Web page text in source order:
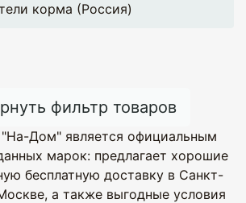
корма (Россия)
фильтр товаров
Дом" является официальным
марок: предлагает хорошие
бесплатную доставку в Санкт-
а также выгодные условия